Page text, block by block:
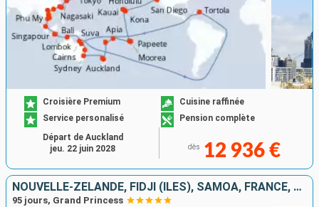
Croisière Premium
Cuisine raffinée
Service personalisé
Pension complète
dès 12 936 €
Départ de Auckland
jeu. 22 juin 2028
NOUVELLE-ZÉLANDE, FIDJI (ÎLES), SAMOA, FRANCE, CANADA, ÉTATS-UNIS, JAPON, TAÏWAN, CHINE, VIETNAM, SINGAPOUR, INDONÉSIE, TORTOLA, AUSTRALIE
95 jours, Grand Princess